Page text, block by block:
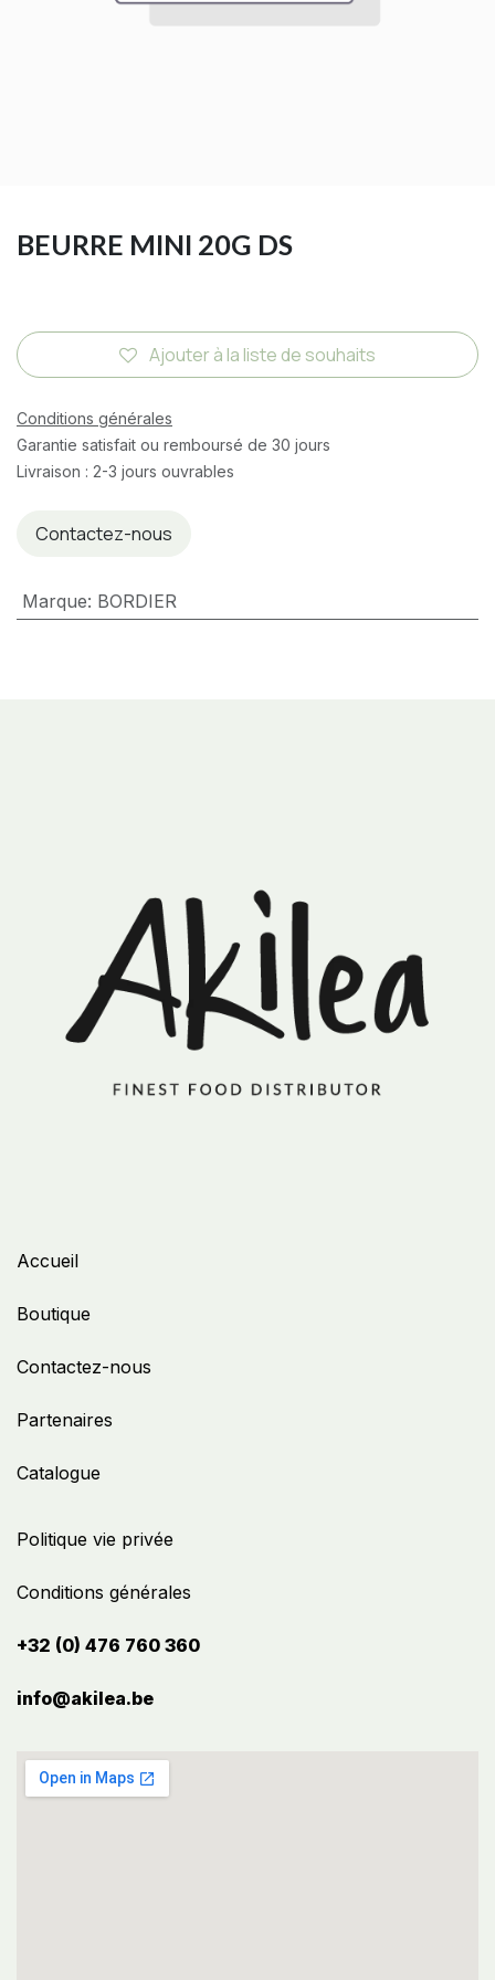
BEURRE MINI 20G DS
Ajouter à la liste de souhaits
Conditions générales
Garantie satisfait ou remboursé de 30 jours
Livraison : 2-3 jours ouvrables
Contactez-nous
Marque: BORDIER
Politique vie privée
Conditions générales
+32 (0) 476 760 360
info@akilea.be​
Accueil
Boutique
Contactez-nous
Partenaires
Catalogue